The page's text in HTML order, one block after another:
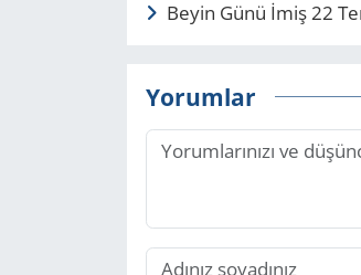
Beyin Günü İmiş 22
Yorumlar